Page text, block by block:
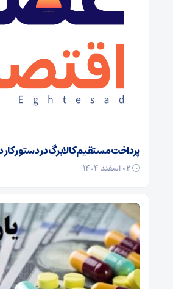
پرداخت مستقیم کالابرگ در دستور